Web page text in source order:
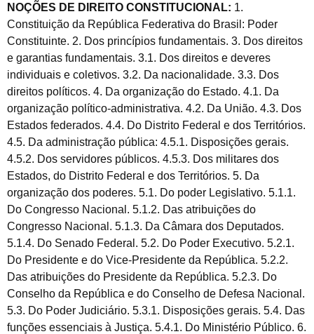
NOÇÕES DE DIREITO CONSTITUCIONAL: 1.
Constituição da República Federativa do Brasil: Poder
Constituinte. 2. Dos princípios fundamentais. 3. Dos direitos
e garantias fundamentais. 3.1. Dos direitos e deveres
individuais e coletivos. 3.2. Da nacionalidade. 3.3. Dos
direitos políticos. 4. Da organização do Estado. 4.1. Da
organização político-administrativa. 4.2. Da União. 4.3. Dos
Estados federados. 4.4. Do Distrito Federal e dos Territórios.
4.5. Da administração pública: 4.5.1. Disposições gerais.
4.5.2. Dos servidores públicos. 4.5.3. Dos militares dos
Estados, do Distrito Federal e dos Territórios. 5. Da
organização dos poderes. 5.1. Do poder Legislativo. 5.1.1.
Do Congresso Nacional. 5.1.2. Das atribuições do
Congresso Nacional. 5.1.3. Da Câmara dos Deputados.
5.1.4. Do Senado Federal. 5.2. Do Poder Executivo. 5.2.1.
Do Presidente e do Vice-Presidente da República. 5.2.2.
Das atribuições do Presidente da República. 5.2.3. Do
Conselho da República e do Conselho de Defesa Nacional.
5.3. Do Poder Judiciário. 5.3.1. Disposições gerais. 5.4. Das
funções essenciais à Justiça. 5.4.1. Do Ministério Público. 6.